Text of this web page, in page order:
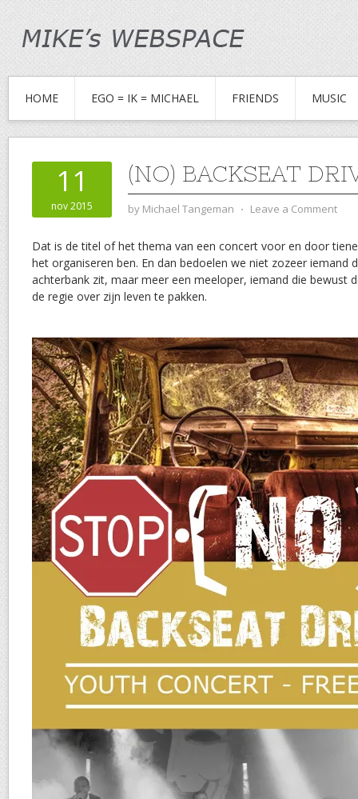
HOME EGO = IK = MICHAEL FRIENDS MUSIC
11
nov 2015
(NO) BACKSEAT
by Michael Tangeman ⋅ Leave a Comment
Dat is de titel of het thema van een concert voor en door
het organiseren ben. En dan bedoelen we niet zozeer iemand
achterbank zit, maar meer een meeloper, iemand die bewust
de regie over zijn leven te pakken.